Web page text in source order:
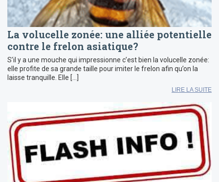
La volucelle zonée: une alliée potentielle
contre le frelon asiatique?
S’il y a une mouche qui impressionne c’est bien la volucelle zonée:
elle profite de sa grande taille pour imiter le frelon afin qu’on la
laisse tranquille. Elle […]
LIRE LA SUITE